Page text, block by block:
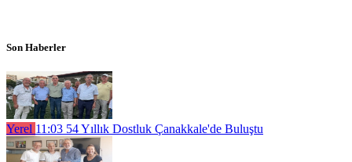
Son Haberler
Yerel 11:03 54 Yıllık Dostluk Çanakkale'de Buluştu